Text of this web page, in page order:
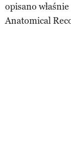
opisano właśnie
Anatomical